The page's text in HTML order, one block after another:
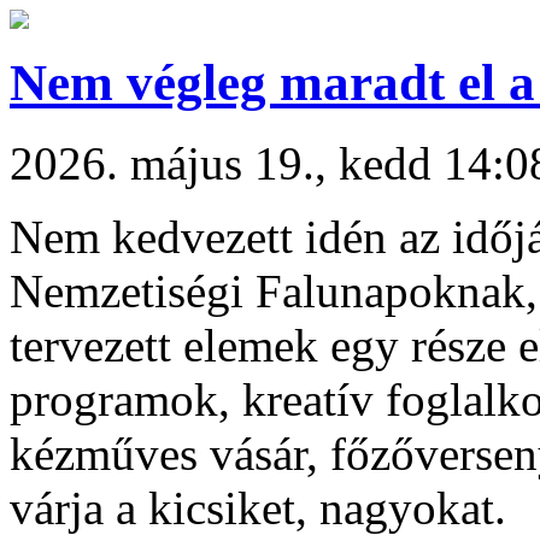
Nem végleg maradt el
2026. május 19., kedd
Nem kedvezett idén az
Nemzetiségi
tervezett elemek egy része
programok, kreatív
kézműves vásár,
várja a kicsiket, nagyokat.